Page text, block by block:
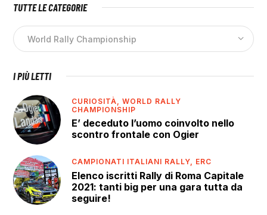
TUTTE LE CATEGORIE
I PIÙ LETTI
CURIOSITÀ,WORLD RALLY
CHAMPIONSHIP
E’ deceduto l’uomo coinvolto nello
scontro frontale con Ogier
CAMPIONATI ITALIANI RALLY, ERC
Elenco iscritti Rally di Roma Capitale
2021: tanti big per una gara tutta da
seguire!